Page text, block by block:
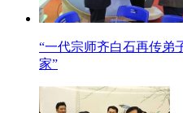
“一代宗师齐白石再传弟
家”